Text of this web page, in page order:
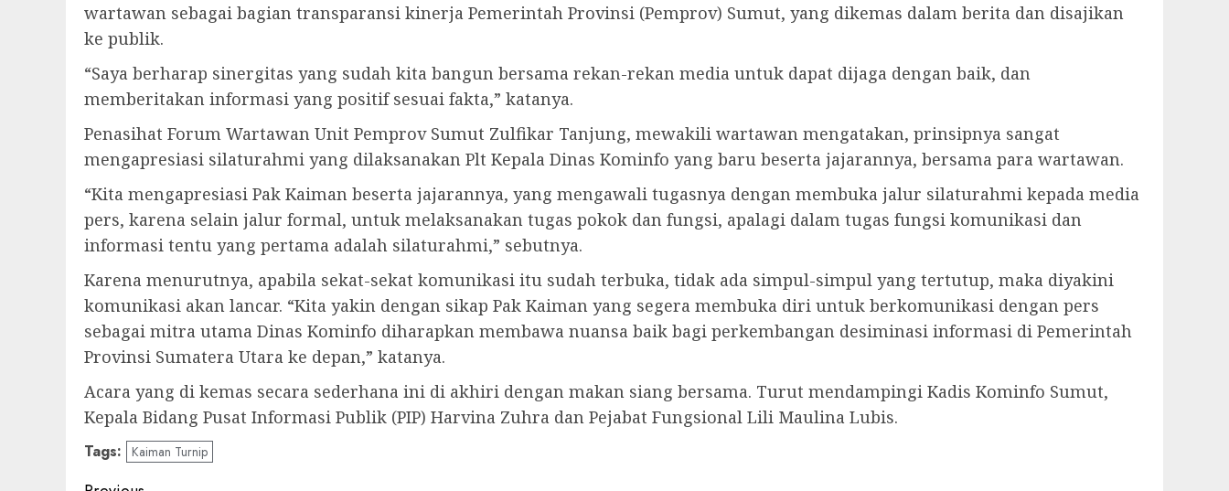
wartawan sebagai bagian transparansi kinerja Pemerintah Provinsi (Pemprov) Sumut, yang dikemas dalam berita dan disajikan
ke publik.
“Saya berharap sinergitas yang sudah kita bangun bersama rekan-rekan media untuk dapat dijaga dengan baik, dan
memberitakan informasi yang positif sesuai fakta,” katanya.
Penasihat Forum Wartawan Unit Pemprov Sumut Zulfikar Tanjung, mewakili wartawan mengatakan, prinsipnya sangat
mengapresiasi silaturahmi yang dilaksanakan Plt Kepala Dinas Kominfo yang baru beserta jajarannya, bersama para wartawan.
“Kita mengapresiasi Pak Kaiman beserta jajarannya, yang mengawali tugasnya dengan membuka jalur silaturahmi kepada media
pers, karena selain jalur formal, untuk melaksanakan tugas pokok dan fungsi, apalagi dalam tugas fungsi komunikasi dan
informasi tentu yang pertama adalah silaturahmi,” sebutnya.
Karena menurutnya, apabila sekat-sekat komunikasi itu sudah terbuka, tidak ada simpul-simpul yang tertutup, maka diyakini
komunikasi akan lancar. “Kita yakin dengan sikap Pak Kaiman yang segera membuka diri untuk berkomunikasi dengan pers
sebagai mitra utama Dinas Kominfo diharapkan membawa nuansa baik bagi perkembangan desiminasi informasi di Pemerintah
Provinsi Sumatera Utara ke depan,” katanya.
Acara yang di kemas secara sederhana ini di akhiri dengan makan siang bersama. Turut mendampingi Kadis Kominfo Sumut,
Kepala Bidang Pusat Informasi Publik (PIP) Harvina Zuhra dan Pejabat Fungsional Lili Maulina Lubis.
Tags: Kaiman Turnip